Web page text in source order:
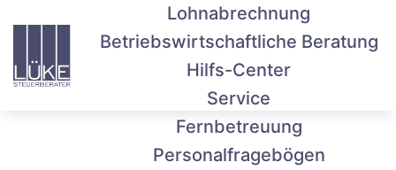
FussbereichLohnabrechnung
Betriebswirtschaftliche Beratung
Hilfs-Center
Service
Fernbetreuung
Personalfragebögen